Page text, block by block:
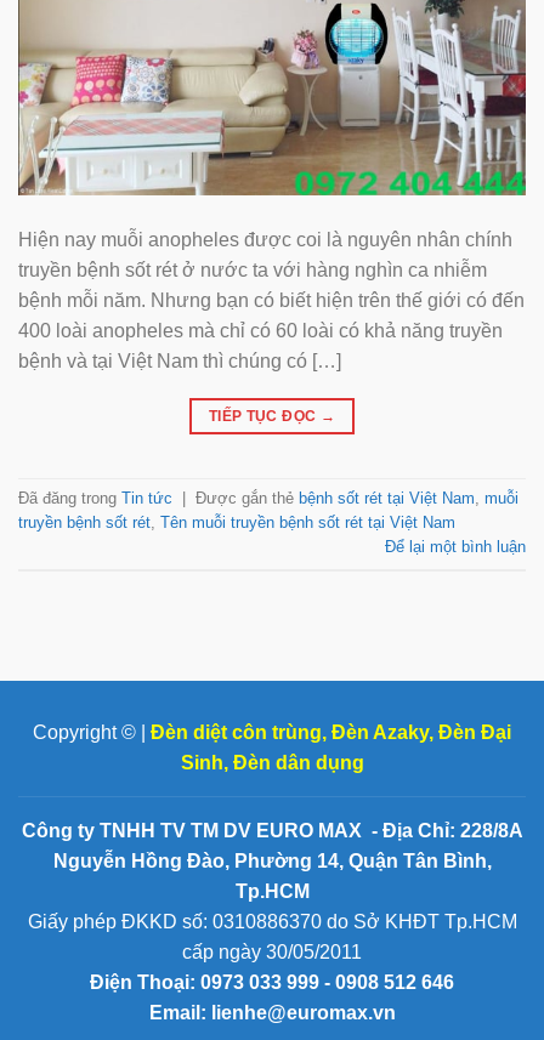
Hiện nay muỗi anopheles được coi là nguyên nhân chính
truyền bệnh sốt rét ở nước ta với hàng nghìn ca nhiễm
bệnh mỗi năm. Nhưng bạn có biết hiện trên thế giới có đến
400 loài anopheles mà chỉ có 60 loài có khả năng truyền
bệnh và tại Việt Nam thì chúng có […]
TIẾP TỤC ĐỌC →
Đã đăng trong Tin tức Được gắn thẻ bệnh sốt rét tại Việt Nam, muỗi
truyền bệnh sốt rét, Tên muỗi truyền bệnh sốt rét tại Việt Nam
Để lại một bình luận
Copyright © | Đèn diệt côn trùng, Đèn Azaky, Đèn Đại
Sinh, Đèn dân dụng
Công ty TNHH TV TM DV EURO MAX - Địa Chỉ: 228/8A
Nguyễn Hồng Đào, Phường 14, Quận Tân Bình,
Tp.HCM
Giấy phép ĐKKD số: 0310886370 do Sở KHĐT Tp.HCM
cấp ngày 30/05/2011
Điện Thoại: 0973 033 999 - 0908 512 646
Email: lienhe@euromax.vn